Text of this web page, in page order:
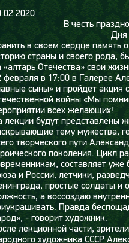
В честь
Дня
в своем сердце память
страны и своего рода,
«алтарь Отечества» свои
февраля в 17:00 в Галерее
сыны» и пройдет акция
войны «Мы
всех желающих!
лекции будут представлены
тему мужества,
творческого пути
поколения. Цикл
составляет уже
и России, летчики,
простые солдаты
а воссоздаю
Правда
- говорит художник.
лекционной части,
художника СССР